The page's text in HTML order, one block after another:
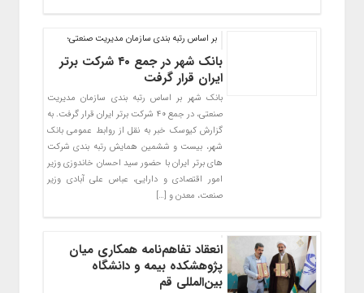
بر اساس رتبه بندی سازمان مدیریت صنعتی؛
بانک شهر در جمع ۴۰ شرکت برتر
ایران قرار گرفت
بانک شهر بر اساس رتبه بندی سازمان مدیریت
صنعتی، در جمع ۴۰ شرکت برتر ایران قرار گرفت. به
گزارش کیوسک خبر به نقل از روابط عمومی بانک
شهر، بیست و ششمین همایش رتبه بندی شرکت
های برتر ایران با حضور سید احسان خاندوزی وزیر
امور اقتصادی و دارایی، عباس علی آبادی وزیر
صنعت، معدن و […]
انعقاد تفاهم‌نامه همکاری میان
پژوهشکده بیمه و دانشگاه
بین‌المللی قم